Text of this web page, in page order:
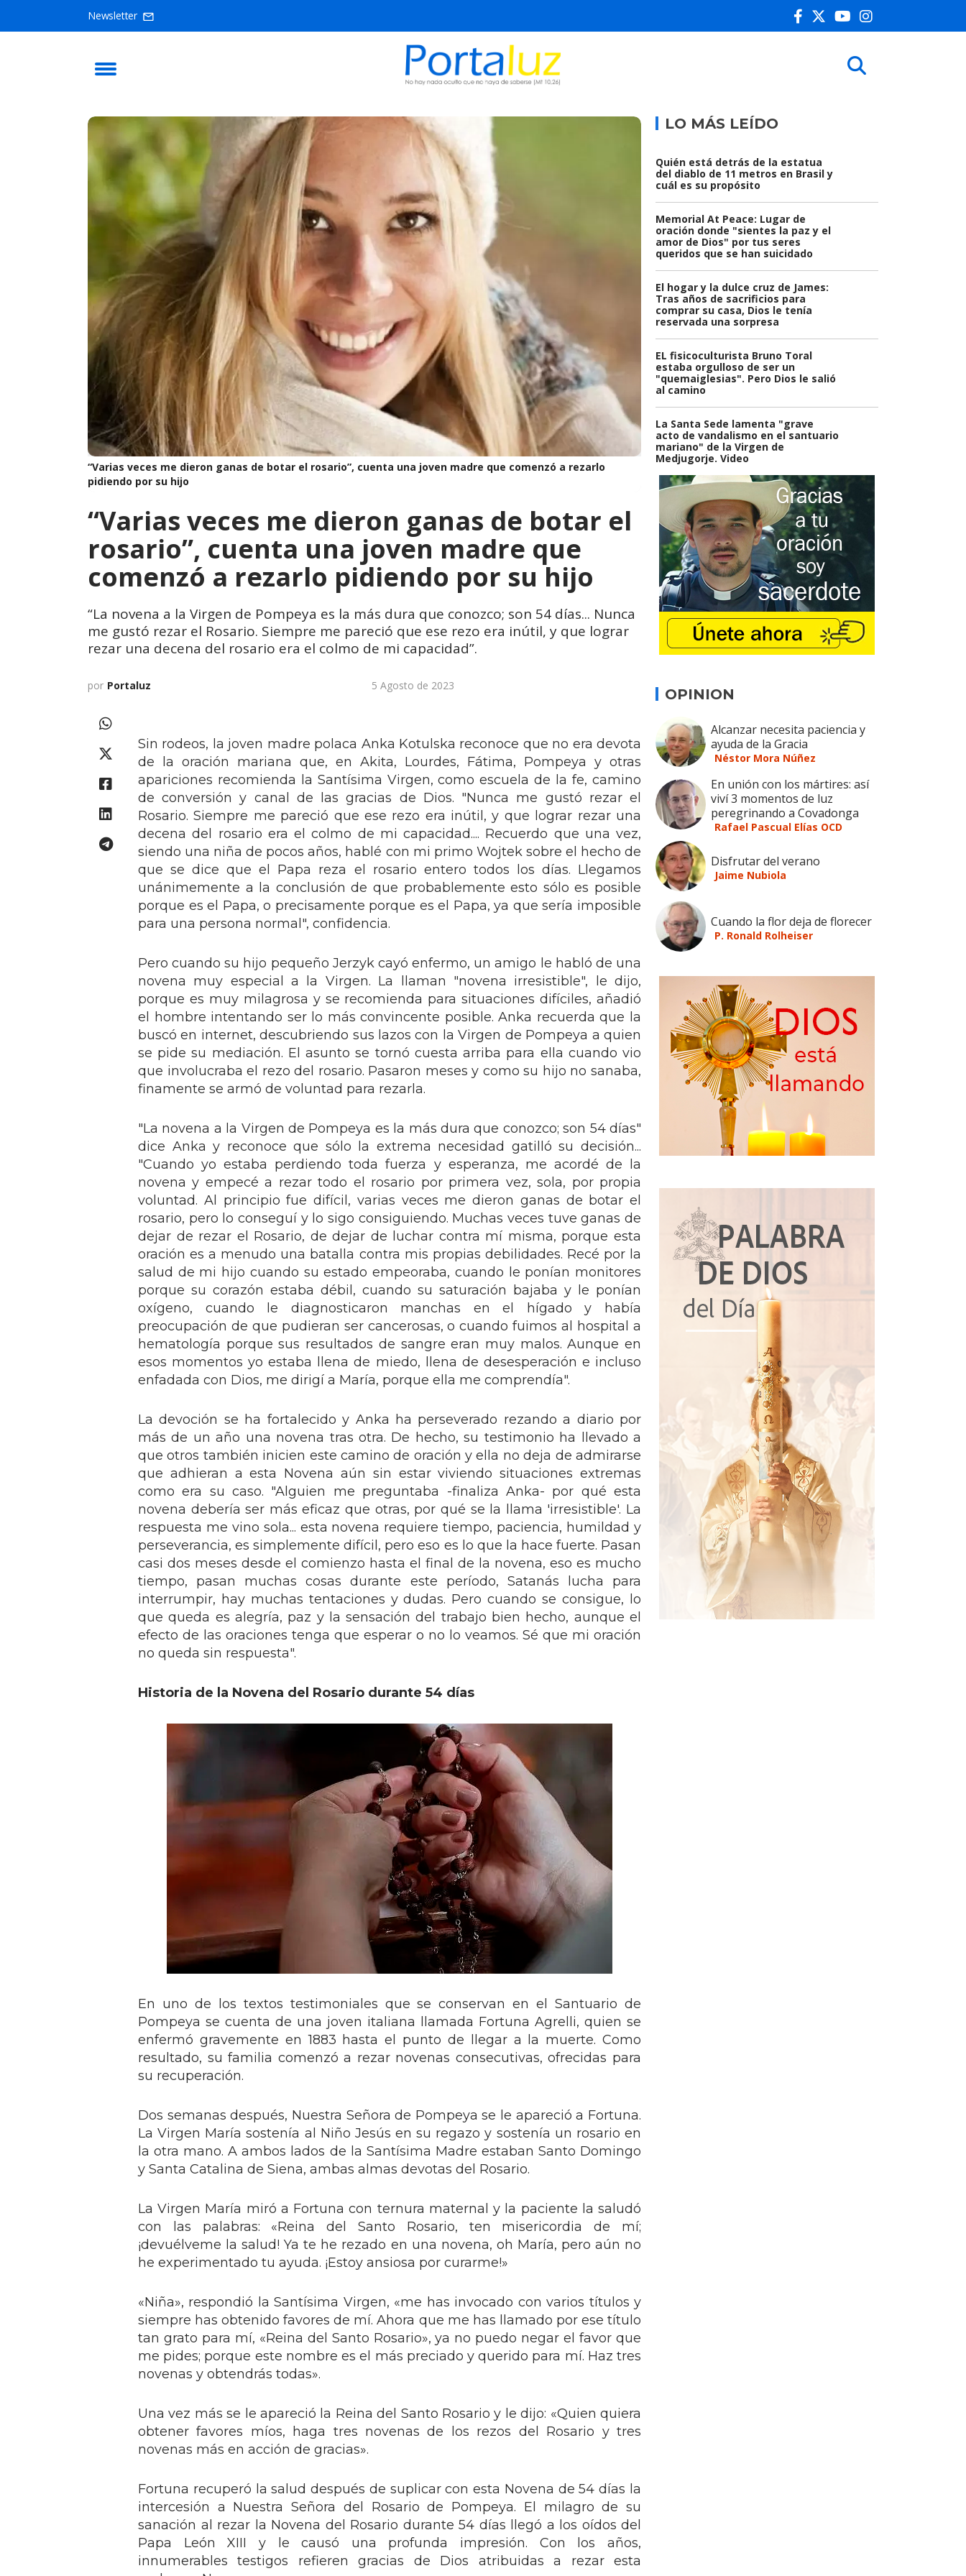
Newsletter
“Varias veces me dieron ganas de botar el rosario”, cuenta una joven madre que comenzó a rezarlo
pidiendo por su hijo
“Varias veces me dieron ganas de botar el
rosario”, cuenta una joven madre que
comenzó a rezarlo pidiendo por su hijo
“La novena a la Virgen de Pompeya es la más dura que conozco; son 54 días... Nunca
me gustó rezar el Rosario. Siempre me pareció que ese rezo era inútil, y que lograr
rezar una decena del rosario era el colmo de mi capacidad”.
por Portaluz 5 Agosto de 2023
Sin rodeos, la joven madre polaca Anka Kotulska reconoce que no era devota
de la oración mariana que, en Akita, Lourdes, Fátima, Pompeya y otras
apariciones recomienda la Santísima Virgen, como escuela de la fe, camino
de conversión y canal de las gracias de Dios. "Nunca me gustó rezar el
Rosario. Siempre me pareció que ese rezo era inútil, y que lograr rezar una
decena del rosario era el colmo de mi capacidad.... Recuerdo que una vez,
siendo una niña de pocos años, hablé con mi primo Wojtek sobre el hecho de
que se dice que el Papa reza el rosario entero todos los días. Llegamos
unánimemente a la conclusión de que probablemente esto sólo es posible
porque es el Papa, o precisamente porque es el Papa, ya que sería imposible
para una persona normal", confidencia.
Pero cuando su hijo pequeño Jerzyk cayó enfermo, un amigo le habló de una
novena muy especial a la Virgen. La llaman "novena irresistible", le dijo,
porque es muy milagrosa y se recomienda para situaciones difíciles, añadió
el hombre intentando ser lo más convincente posible. Anka recuerda que la
buscó en internet, descubriendo sus lazos con la Virgen de Pompeya a quien
se pide su mediación. El asunto se tornó cuesta arriba para ella cuando vio
que involucraba el rezo del rosario. Pasaron meses y como su hijo no sanaba,
finamente se armó de voluntad para rezarla.
"La novena a la Virgen de Pompeya es la más dura que conozco; son 54 días"
dice Anka y reconoce que sólo la extrema necesidad gatilló su decisión...
"Cuando yo estaba perdiendo toda fuerza y esperanza, me acordé de la
novena y empecé a rezar todo el rosario por primera vez, sola, por propia
voluntad. Al principio fue difícil, varias veces me dieron ganas de botar el
rosario, pero lo conseguí y lo sigo consiguiendo. Muchas veces tuve ganas de
dejar de rezar el Rosario, de dejar de luchar contra mí misma, porque esta
oración es a menudo una batalla contra mis propias debilidades. Recé por la
salud de mi hijo cuando su estado empeoraba, cuando le ponían monitores
porque su corazón estaba débil, cuando su saturación bajaba y le ponían
oxígeno, cuando le diagnosticaron manchas en el hígado y había
preocupación de que pudieran ser cancerosas, o cuando fuimos al hospital a
hematología porque sus resultados de sangre eran muy malos. Aunque en
esos momentos yo estaba llena de miedo, llena de desesperación e incluso
enfadada con Dios, me dirigí a María, porque ella me comprendía".
La devoción se ha fortalecido y Anka ha perseverado rezando a diario por
más de un año una novena tras otra. De hecho, su testimonio ha llevado a
que otros también inicien este camino de oración y ella no deja de admirarse
que adhieran a esta Novena aún sin estar viviendo situaciones extremas
como era su caso. "Alguien me preguntaba -finaliza Anka- por qué esta
novena debería ser más eficaz que otras, por qué se la llama 'irresistible'. La
respuesta me vino sola... esta novena requiere tiempo, paciencia, humildad y
perseverancia, es simplemente difícil, pero eso es lo que la hace fuerte. Pasan
casi dos meses desde el comienzo hasta el final de la novena, eso es mucho
tiempo, pasan muchas cosas durante este período, Satanás lucha para
interrumpir, hay muchas tentaciones y dudas. Pero cuando se consigue, lo
que queda es alegría, paz y la sensación del trabajo bien hecho, aunque el
efecto de las oraciones tenga que esperar o no lo veamos. Sé que mi oración
no queda sin respuesta".
Historia de la Novena del Rosario durante 54 días
En uno de los textos testimoniales que se conservan en el Santuario de
Pompeya se cuenta de una joven italiana llamada Fortuna Agrelli, quien se
enfermó gravemente en 1883 hasta el punto de llegar a la muerte. Como
resultado, su familia comenzó a rezar novenas consecutivas, ofrecidas para
su recuperación.
Dos semanas después, Nuestra Señora de Pompeya se le apareció a Fortuna.
La Virgen María sostenía al Niño Jesús en su regazo y sostenía un rosario en
la otra mano. A ambos lados de la Santísima Madre estaban Santo Domingo
y Santa Catalina de Siena, ambas almas devotas del Rosario.
La Virgen María miró a Fortuna con ternura maternal y la paciente la saludó
con las palabras: «Reina del Santo Rosario, ten misericordia de mí;
¡devuélveme la salud! Ya te he rezado en una novena, oh María, pero aún no
he experimentado tu ayuda. ¡Estoy ansiosa por curarme!»
«Niña», respondió la Santísima Virgen, «me has invocado con varios títulos y
siempre has obtenido favores de mí. Ahora que me has llamado por ese título
tan grato para mí, «Reina del Santo Rosario», ya no puedo negar el favor que
me pides; porque este nombre es el más preciado y querido para mí. Haz tres
novenas y obtendrás todas».
Una vez más se le apareció la Reina del Santo Rosario y le dijo: «Quien quiera
obtener favores míos, haga tres novenas de los rezos del Rosario y tres
novenas más en acción de gracias».
Fortuna recuperó la salud después de suplicar con esta Novena de 54 días la
intercesión a Nuestra Señora del Rosario de Pompeya. El milagro de su
sanación al rezar la Novena del Rosario durante 54 días llegó a los oídos del
Papa León XIII y le causó una profunda impresión. Con los años,
innumerables testigos refieren gracias de Dios atribuidas a rezar esta
LO MÁS LEÍDO
Quién está detrás de la estatua
del diablo de 11 metros en Brasil y
cuál es su propósito
Memorial At Peace: Lugar de
oración donde "sientes la paz y el
amor de Dios" por tus seres
queridos que se han suicidado
El hogar y la dulce cruz de James:
Tras años de sacrificios para
comprar su casa, Dios le tenía
reservada una sorpresa
EL fisicoculturista Bruno Toral
estaba orgulloso de ser un
"quemaiglesias". Pero Dios le salió
al camino
La Santa Sede lamenta "grave
acto de vandalismo en el santuario
mariano" de la Virgen de
Medjugorje. Video
OPINION
Alcanzar necesita paciencia y
ayuda de la Gracia
Néstor Mora Núñez
En unión con los mártires: así
viví 3 momentos de luz
peregrinando a Covadonga
Rafael Pascual Elías OCD
Disfrutar del verano
Jaime Nubiola
Cuando la flor deja de florecer
P. Ronald Rolheiser